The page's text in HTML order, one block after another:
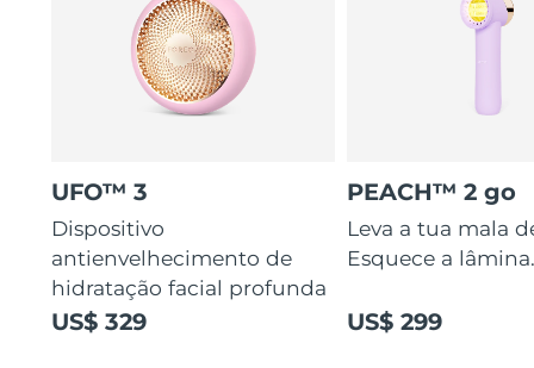
UFO™ 3
Dispositivo
antienvelhecimento de
hidratação facial profunda
US$ 329
PEACH™ 2 go
Leva a tua mala
Esquece a
US$ 299